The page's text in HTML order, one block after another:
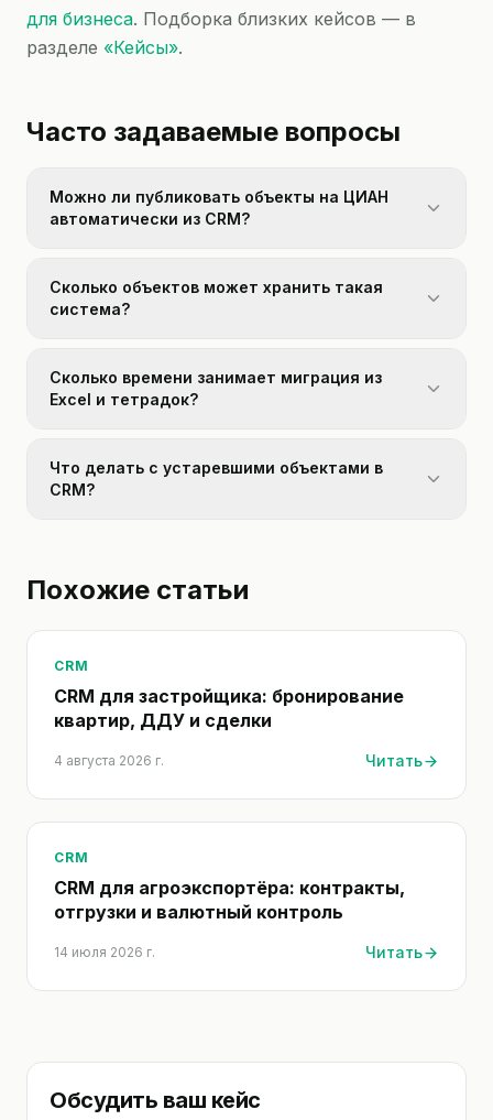
для бизнеса. Подборка близких кейсов — в
разделе «Кейсы».
Часто задаваемые вопросы
Можно ли публиковать объекты на ЦИАН
автоматически из CRM?
Сколько объектов может хранить такая
система?
Сколько времени занимает миграция из
Excel и тетрадок?
Что делать с устаревшими объектами в
CRM?
Похожие статьи
CRM
CRM для застройщика: бронирование
квартир, ДДУ и сделки
4 августа 2026 г. Читать
CRM
CRM для агроэкспортёра: контракты,
отгрузки и валютный контроль
14 июля 2026 г. Читать
Обсудить ваш кейс